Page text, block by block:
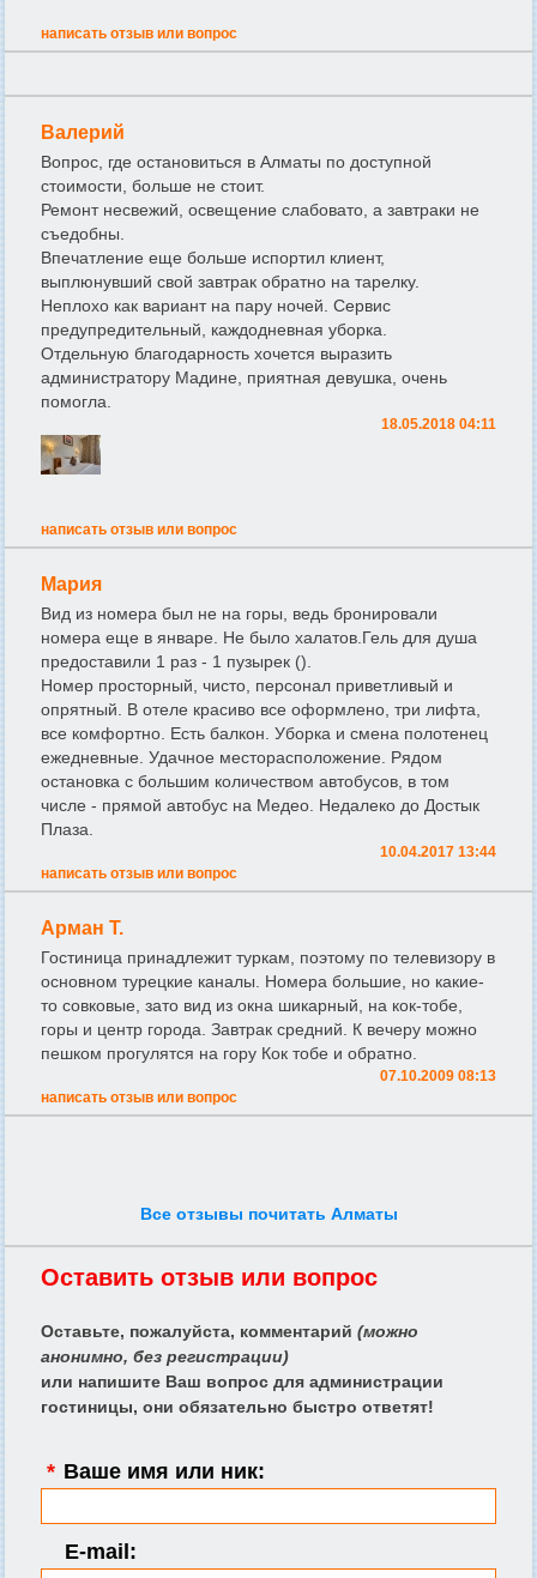
написать отзыв или вопрос
Валерий
Вопрос, где остановиться в Алматы по доступной
стоимости, больше не стоит.
Ремонт несвежий, освещение слабовато, а завтраки не
съедобны.
Впечатление еще больше испортил клиент,
выплюнувший свой завтрак обратно на тарелку.
Неплохо как вариант на пару ночей. Сервис
предупредительный, каждодневная уборка.
Отдельную благодарность хочется выразить
администратору Мадине, приятная девушка, очень
помогла.
18.05.2018 04:11
написать отзыв или вопрос
Мария
Вид из номера был не на горы, ведь бронировали
номера еще в январе. Не было халатов.Гель для душа
предоставили 1 раз - 1 пузырек ().
Номер просторный, чисто, персонал приветливый и
опрятный. В отеле красиво все оформлено, три лифта,
все комфортно. Есть балкон. Уборка и смена полотенец
ежедневные. Удачное месторасположение. Рядом
остановка с большим количеством автобусов, в том
числе - прямой автобус на Медео. Недалеко до Достык
Плаза.
10.04.2017 13:44
написать отзыв или вопрос
Арман Т.
Гостиница принадлежит туркам, поэтому по телевизору в
основном турецкие каналы. Номера большие, но какие-
то совковые, зато вид из окна шикарный, на кок-тобе,
горы и центр города. Завтрак средний. К вечеру можно
пешком прогулятся на гору Кок тобе и обратно.
07.10.2009 08:13
написать отзыв или вопрос
Все отзывы почитать Алматы
Оставить отзыв или вопрос
Оставьте, пожалуйста, комментарий (можно
анонимно, без регистрации)
или напишите Ваш вопрос для администрации
гостиницы, они обязательно быстро ответят!
* Ваше имя или ник:
E-mail: